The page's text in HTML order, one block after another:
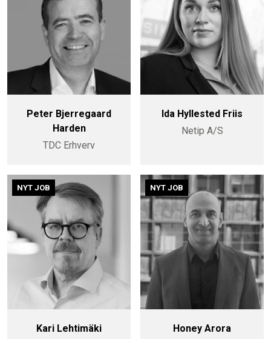
Peter Bjerregaard
Harden
TDC Erhverv
Ida Hyllested Friis
Netip A/S
NYT JOB
Kari Lehtimäki
NYT JOB
Honey Arora